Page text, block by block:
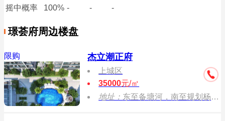
摇中概率
100% - - -
璟荟府周边楼盘
限购 杰立潮正府
上城区
35000元/㎡
地址： 东至备塘河，南至规划杨家路，西至同协路，北至沈家港